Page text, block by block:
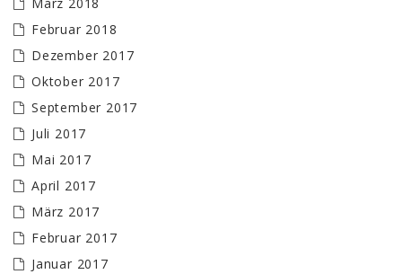
Februar 2018
Dezember 2017
Oktober 2017
September 2017
Juli 2017
Mai 2017
April 2017
März 2017
Februar 2017
Januar 2017